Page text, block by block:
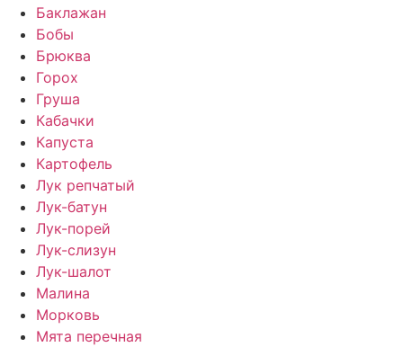
Баклажан
Бобы
Брюква
Горох
Груша
Кабачки
Капуста
Картофель
Лук репчатый
Лук-батун
Лук-порей
Лук-слизун
Лук-шалот
Малина
Морковь
Мята перечная